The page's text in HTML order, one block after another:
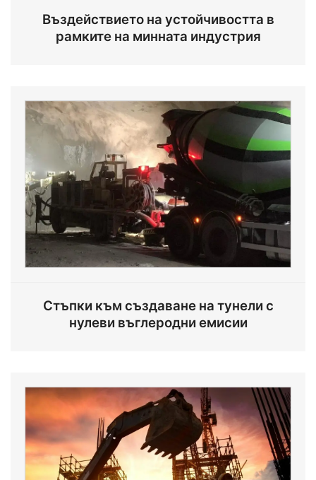
Въздействието на устойчивостта в
рамките на минната индустрия
Стъпки към създаване на тунели с
нулеви въглеродни емисии